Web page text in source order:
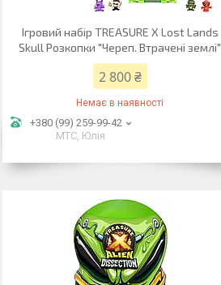
Ігровий набір TREASURE X Lost Lands
Skull Розкопки "Череп. Втрачені землі"
2 800 ₴
Немає в наявності
+380 (99) 259-99-42
МТС, Юлія